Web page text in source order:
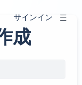
サインイン
成